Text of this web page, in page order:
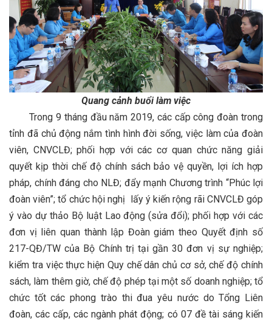
Quang cảnh buổi làm việc
Trong 9 tháng đầu năm 2019, các cấp công đoàn trong
tỉnh đã chủ động nắm tình hình đời sống, việc làm của đoàn
viên, CNVCLĐ; phối hợp với các cơ quan chức năng giải
quyết kịp thời chế độ chính sách bảo vệ quyền, lợi ích hợp
pháp, chính đáng cho NLĐ; đẩy mạnh Chương trình “Phúc lợi
đoàn viên”; tổ chức hội nghị lấy ý kiến rộng rãi CNVCLĐ góp
ý vào dự thảo Bộ luật Lao động (sửa đổi); phối hợp với các
đơn vị liên quan thành lập Đoàn giám theo Quyết định số
217-QĐ/TW của Bộ Chính trị tại gần 30 đơn vị sự nghiệp;
kiểm tra việc thực hiện Quy chế dân chủ cơ sở, chế độ chính
sách, làm thêm giờ, chế độ phép tại một số doanh nghiệp; tổ
chức tốt các phong trào thi đua yêu nước do Tổng Liên
đoàn, các cấp, các ngành phát động; có 07 đề tài sáng kiến